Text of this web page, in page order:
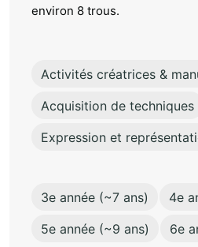
environ 8 trous.
Activités créatrices &
Acquisition de techniques
Expression et
3e année (~7 ans)
4e
5e année (~9 ans)
6e